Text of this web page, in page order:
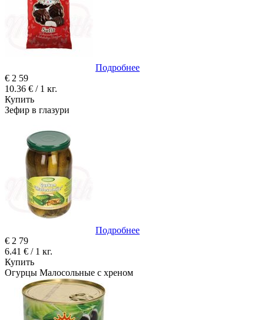
Подробнее
€ 2 59
10.36 € / 1 кг.
Купить
Зефир в глазури
Подробнее
€ 2 79
6.41 € / 1 кг.
Купить
Огурцы Mалосольные с хреном